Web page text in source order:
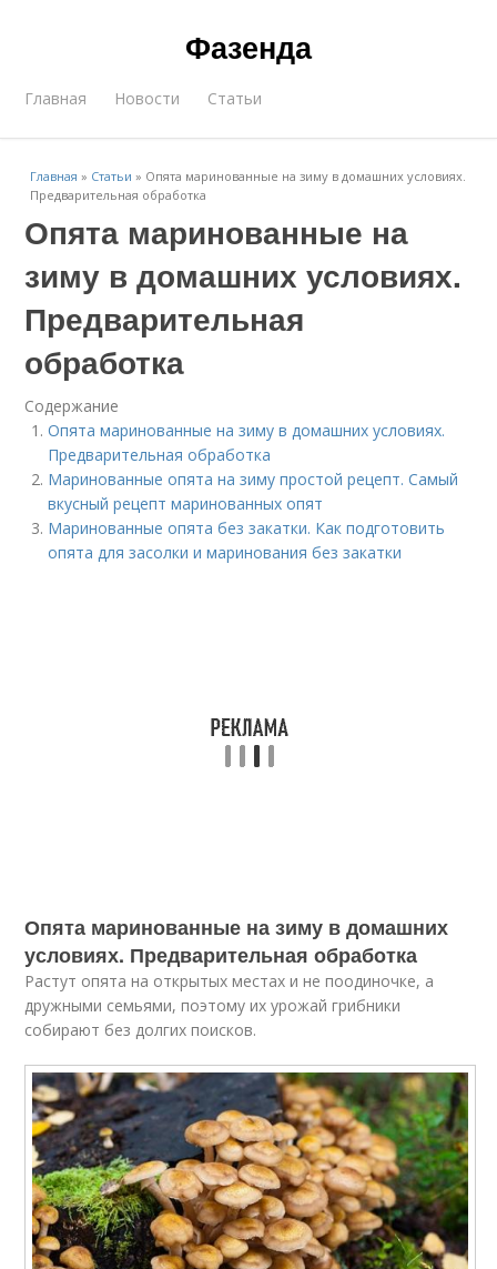
Фазенда
Главная Новости Статьи
Главная » Статьи » Опята маринованные на зиму в домашних условиях.
Предварительная обработка
Опята маринованные на
зиму в домашних условиях.
Предварительная
обработка
Содержание
Опята маринованные на зиму в домашних условиях.
Предварительная обработка
Маринованные опята на зиму простой рецепт. Самый
вкусный рецепт маринованных опят
Маринованные опята без закатки. Как подготовить
опята для засолки и маринования без закатки
Опята маринованные на зиму в домашних
условиях. Предварительная обработка
Растут опята на открытых местах и не поодиночке, а
дружными семьями, поэтому их урожай грибники
собирают без долгих поисков.